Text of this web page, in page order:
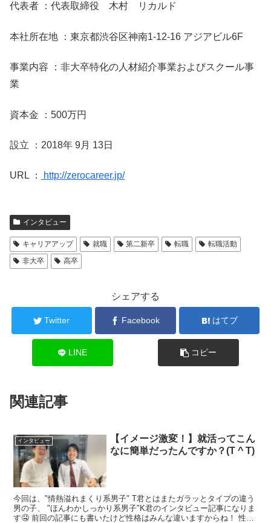
代表者 ：代表取締役 木村 リカルド
本社所在地 ：東京都渋谷区神南1-12-16 アジアビル6F
事業内容 ：非大卒特化の人材紹介事業およびスクール事
業
資本金 ：500万円
設立 ：2018年 9月 13日
URL ： http://zerocareer.jp/
インタビュー
キャリアアップ 就職 第二新卒 転職
転職活動
非大卒
高卒
シェアする
Twitter Facebook はてブ
LINE コピー
関連記事
インタビュー
【イメージ激変！】就活ってこん
なに簡単だったんですか？(T ^ T)
今回は、"情熱溢れまくり系男子" T君とはまたガラッとタイプの違う
男の子、 "ほんわかしっかり系男子"K君のインタビュー記事になりま
す🤤 前回の記事にも書いたけど性格はみんな違いますからね！ 性別